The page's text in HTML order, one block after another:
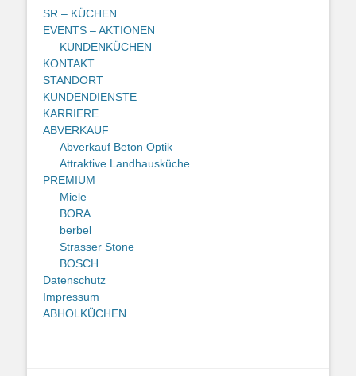
SR – KÜCHEN
EVENTS – AKTIONEN
KUNDENKÜCHEN
KONTAKT
STANDORT
KUNDENDIENSTE
KARRIERE
ABVERKAUF
Abverkauf Beton Optik
Attraktive Landhausküche
PREMIUM
Miele
BORA
berbel
Strasser Stone
BOSCH
Datenschutz
Impressum
ABHOLKÜCHEN